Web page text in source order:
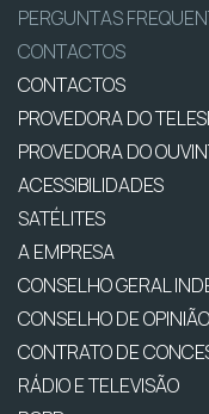
PERGUNTAS
CONTACTOS
CONTACTOS
PROVEDORA DO
PROVEDORA DO
ACESSIBILIDADES
SATÉLITES
A EMPRESA
CONSELHO GERAL
CONSELHO DE OPINIÃO
CONTRATO DE
RÁDIO E TELEVISÃO